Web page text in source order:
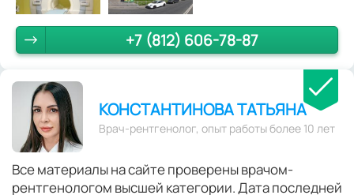
+7 (812) 606-78-87
КОНСТАНТИНОВА ТАТЬЯНА
Врач-рентгенолог, опыт работы более 10 лет
Все материалы на сайте проверены врачом-
рентгенологом высшей категории. Дата последней